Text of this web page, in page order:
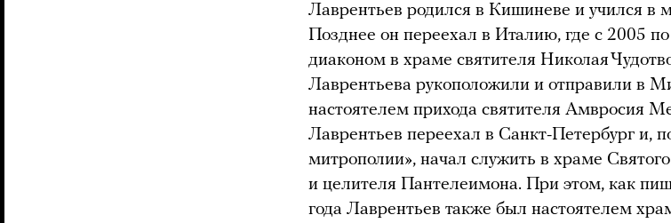
Лаврентьев родился в Кишиневе и учился в
Позднее он переехал в Италию, где с 2005
диаконом в храме святителя Николая
Лаврентьева рукоположили и отправили в
настоятелем прихода святителя Амвросия
Лаврентьев переехал в Санкт-Петербург и,
митрополии», начал служить в храме
и целителя Пантелеимона. При этом, как
года Лаврентьев также был настоятелем